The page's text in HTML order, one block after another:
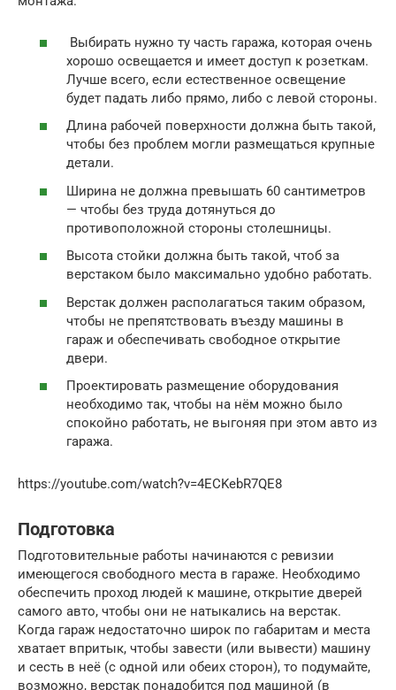
Выбирать нужно ту часть гаража, которая очень
хорошо освещается и имеет доступ к розеткам.
Лучше всего, если естественное освещение
будет падать либо прямо, либо с левой стороны.
Длина рабочей поверхности должна быть такой,
чтобы без проблем могли размещаться крупные
детали.
Ширина не должна превышать 60 сантиметров
— чтобы без труда дотянуться до
противоположной стороны столешницы.
Высота стойки должна быть такой, чтоб за
верстаком было максимально удобно работать.
Верстак должен располагаться таким образом,
чтобы не препятствовать въезду машины в
гараж и обеспечивать свободное открытие
двери.
Проектировать размещение оборудования
необходимо так, чтобы на нём можно было
спокойно работать, не выгоняя при этом авто из
гаража.
https://youtube.com/watch?v=4ECKebR7QE8
Подготовка
Подготовительные работы начинаются с ревизии
имеющегося свободного места в гараже. Необходимо
обеспечить проход людей к машине, открытие дверей
самого авто, чтобы они не натыкались на верстак.
Когда гараж недостаточно широк по габаритам и места
хватает впритык, чтобы завести (или вывести) машину
и сесть в неё (с одной или обеих сторон), то подумайте,
возможно, верстак понадобится под машиной (в